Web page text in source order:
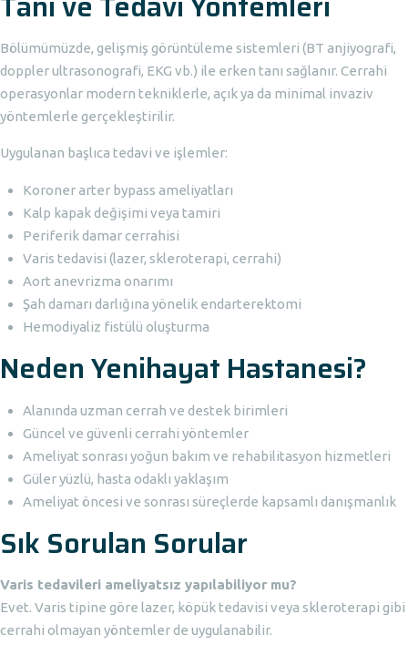
Bölümümüzde, gelişmiş görüntüleme sistemleri (BT anjiyografi,
doppler ultrasonografi, EKG vb.) ile erken tanı sağlanır. Cerrahi
operasyonlar modern tekniklerle, açık ya da minimal invaziv
yöntemlerle gerçekleştirilir.
Uygulanan başlıca tedavi ve işlemler:
Koroner arter bypass ameliyatları
Kalp kapak değişimi veya tamiri
Periferik damar cerrahisi
Varis tedavisi (lazer, skleroterapi, cerrahi)
Aort anevrizma onarımı
Şah damarı darlığına yönelik endarterektomi
Hemodiyaliz fistülü oluşturma
Neden Yenihayat Hastanesi?
Alanında uzman cerrah ve destek birimleri
Güncel ve güvenli cerrahi yöntemler
Ameliyat sonrası yoğun bakım ve rehabilitasyon hizmetleri
Güler yüzlü, hasta odaklı yaklaşım
Ameliyat öncesi ve sonrası süreçlerde kapsamlı danışmanlık
Sık Sorulan Sorular
Varis tedavileri ameliyatsız yapılabiliyor mu?
Evet. Varis tipine göre lazer, köpük tedavisi veya skleroterapi gibi
cerrahi olmayan yöntemler de uygulanabilir.